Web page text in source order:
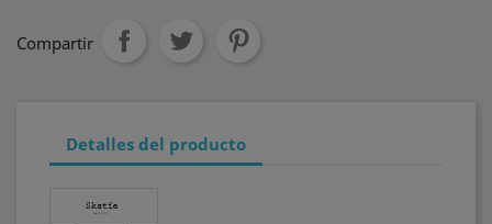
Compartir
Detalles del producto